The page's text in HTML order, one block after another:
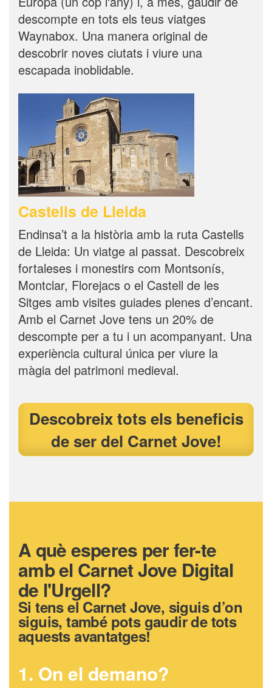
descompte en tots els teus viatges
Waynabox. Una manera original de
descobrir noves ciutats i viure una
escapada inoblidable.
Castells de Lleida
Endinsa’t a la història amb la ruta Castells
de Lleida: Un viatge al passat. Descobreix
fortaleses i monestirs com Montsonís,
Montclar, Florejacs o el Castell de les
Sitges amb visites guiades plenes d’encant.
Amb el Carnet Jove tens un 20% de
descompte per a tu i un acompanyant. Una
experiència cultural única per viure la
màgia del patrimoni medieval.
Descobreix tots els beneficis
de ser del Carnet Jove!
A què esperes per fer-te
amb el Carnet Jove Digital
de l'Urgell?
Si tens el Carnet Jove, siguis d’on
siguis, també pots gaudir de tots
aquests avantatges!
1. On el demano?